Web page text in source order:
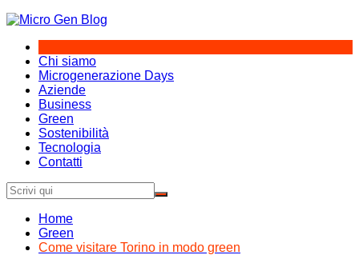
Salta
contenuto
Chi siamo
Microgenerazione Days
Aziende
Business
Green
Sostenibilità
Tecnologia
Contatti
Home
Green
Come visitare Torino in modo green